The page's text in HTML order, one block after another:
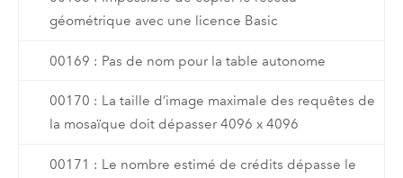
géométrique avec une licence Basic
00169 : Pas de nom pour la table autonome
00170 : La taille d’image maximale des requêtes de
la mosaïque doit dépasser 4096 x 4096
00171 : Le nombre estimé de crédits dépasse le